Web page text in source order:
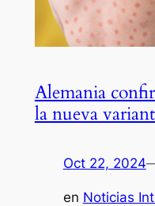
Alemania
la nueva
Oct 22, 2024
en Noticias